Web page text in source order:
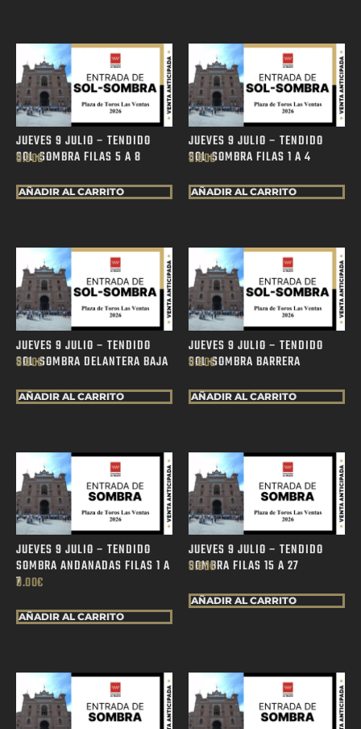
JUEVES 9 JULIO – TENDIDO
SOL-SOMBRA FILAS 5 A 8
0.00€
AÑADIR AL CARRITO
JUEVES 9 JULIO – TENDIDO
SOL-SOMBRA FILAS 1 A 4
0.00€
AÑADIR AL CARRITO
JUEVES 9 JULIO – TENDIDO
SOL-SOMBRA DELANTERA BAJA
0.00€
AÑADIR AL CARRITO
JUEVES 9 JULIO – TENDIDO
SOL-SOMBRA BARRERA
0.00€
AÑADIR AL CARRITO
JUEVES 9 JULIO – TENDIDO
SOMBRA ANDANADAS FILAS 1 A
7
0.00€
AÑADIR AL CARRITO
JUEVES 9 JULIO – TENDIDO
SOMBRA FILAS 15 A 27
0.00€
AÑADIR AL CARRITO